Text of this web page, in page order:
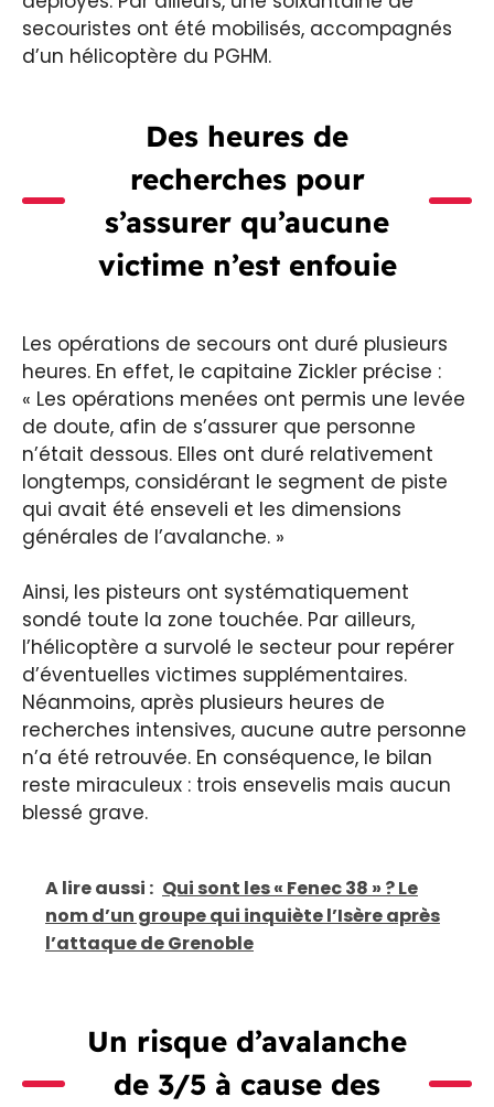
secouristes ont été mobilisés, accompagnés
d’un hélicoptère du PGHM.
Des heures de
recherches pour
s’assurer qu’aucune
victime n’est enfouie
Les opérations de secours ont duré plusieurs
heures. En effet, le capitaine Zickler précise :
« Les opérations menées ont permis une levée
de doute, afin de s’assurer que personne
n’était dessous. Elles ont duré relativement
longtemps, considérant le segment de piste
qui avait été enseveli et les dimensions
générales de l’avalanche. »
Ainsi, les pisteurs ont systématiquement
sondé toute la zone touchée. Par ailleurs,
l’hélicoptère a survolé le secteur pour repérer
d’éventuelles victimes supplémentaires.
Néanmoins, après plusieurs heures de
recherches intensives, aucune autre personne
n’a été retrouvée. En conséquence, le bilan
reste miraculeux : trois ensevelis mais aucun
blessé grave.
A lire aussi : Qui sont les « Fenec 38 » ? Le
nom d’un groupe qui inquiète l’Isère après
l’attaque de Grenoble
Un risque d’avalanche
de 3/5 à cause des